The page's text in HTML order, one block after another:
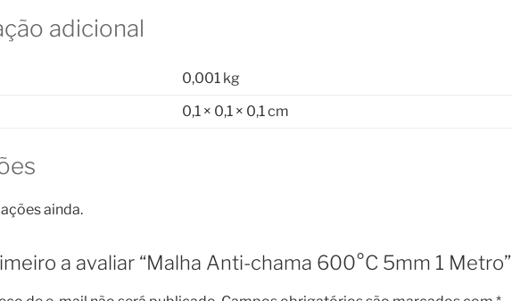
adicional
0,001 kg
0,1 × 0,1 × 0,1 cm
ainda.
a avaliar “Malha Anti-chama 600°C 5mm 1 Metro”